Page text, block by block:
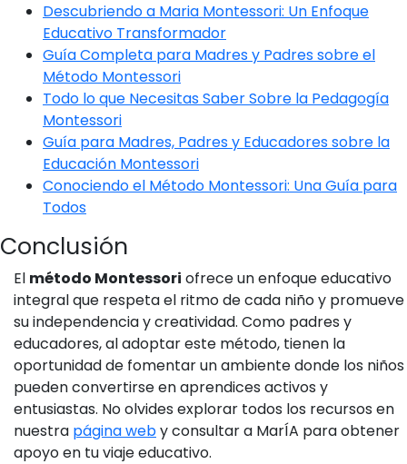
Descubriendo a Maria Montessori: Un Enfoque
Educativo Transformador
Guía Completa para Madres y Padres sobre el
Método Montessori
Todo lo que Necesitas Saber Sobre la Pedagogía
Montessori
Guía para Madres, Padres y Educadores sobre la
Educación Montessori
Conociendo el Método Montessori: Una Guía para
Todos
Conclusión
El método Montessori ofrece un enfoque educativo
integral que respeta el ritmo de cada niño y promueve
su independencia y creatividad. Como padres y
educadores, al adoptar este método, tienen la
oportunidad de fomentar un ambiente donde los niños
pueden convertirse en aprendices activos y
entusiastas. No olvides explorar todos los recursos en
nuestra página weby consultar a MarÍA para obtener
apoyo en tu viaje educativo.